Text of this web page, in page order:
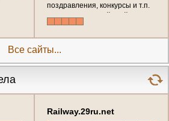
поздравления, конкурсы и т.п.
(Россия, Пермский край, Кизел)
Все сайты...
Railway.29ru.net